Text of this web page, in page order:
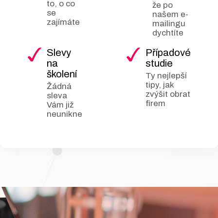
commerce: Instalace
klíčových pluginů a
kompletní nastavení
WooCommerce
včetně správy
produktů.
Základy SEO a
analytiky:
Optimalizace pro
zrychlení webu
Analytics 4.
Bezpečnost a
to, o co
se
zajímáte
že po
našem e-
mailingu
dychtíte
Slevy
na
školení
Žádná
sleva
Vám již
neunikne
Případové
studie
Ty nejlepší
tipy, jak
zvýšit obrat
firem